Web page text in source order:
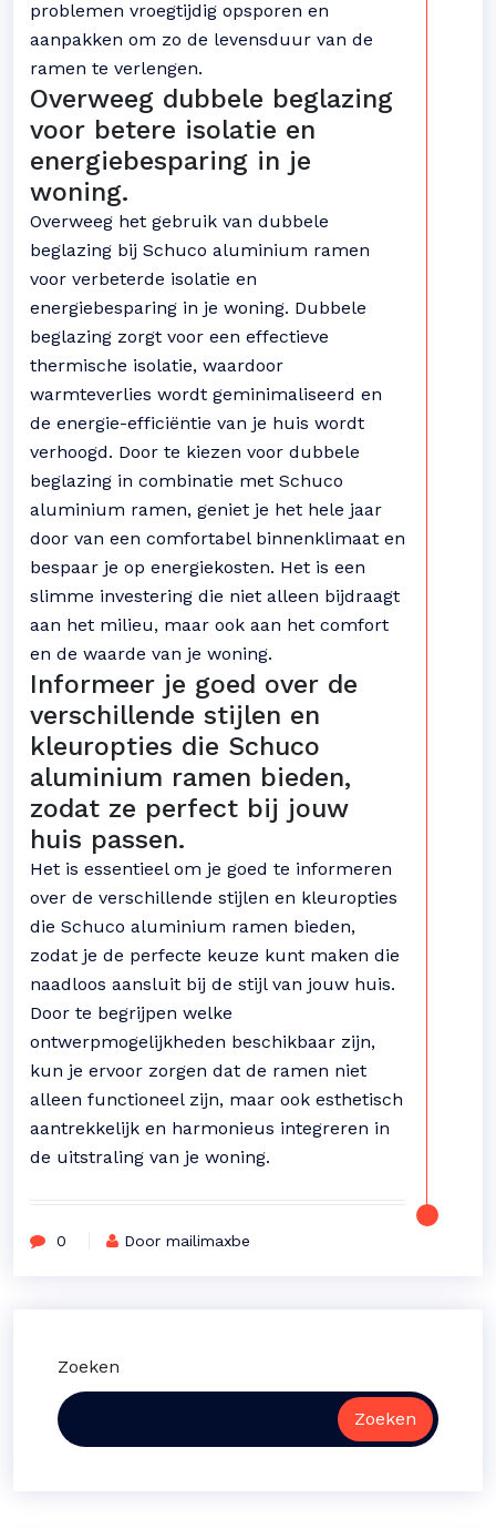
problemen vroegtijdig opsporen en
aanpakken om zo de levensduur van de
ramen te verlengen.
Overweeg dubbele beglazing
voor betere isolatie en
energiebesparing in je
woning.
Overweeg het gebruik van dubbele
beglazing bij Schuco aluminium ramen
voor verbeterde isolatie en
energiebesparing in je woning. Dubbele
beglazing zorgt voor een effectieve
thermische isolatie, waardoor
warmteverlies wordt geminimaliseerd en
de energie-efficiëntie van je huis wordt
verhoogd. Door te kiezen voor dubbele
beglazing in combinatie met Schuco
aluminium ramen, geniet je het hele jaar
door van een comfortabel binnenklimaat en
bespaar je op energiekosten. Het is een
slimme investering die niet alleen bijdraagt
aan het milieu, maar ook aan het comfort
en de waarde van je woning.
Informeer je goed over de
verschillende stijlen en
kleuropties die Schuco
aluminium ramen bieden,
zodat ze perfect bij jouw
huis passen.
Het is essentieel om je goed te informeren
over de verschillende stijlen en kleuropties
die Schuco aluminium ramen bieden,
zodat je de perfecte keuze kunt maken die
naadloos aansluit bij de stijl van jouw huis.
Door te begrijpen welke
ontwerpmogelijkheden beschikbaar zijn,
kun je ervoor zorgen dat de ramen niet
alleen functioneel zijn, maar ook esthetisch
aantrekkelijk en harmonieus integreren in
de uitstraling van je woning.
0 Door mailimaxbe
Zoeken
Zoeken